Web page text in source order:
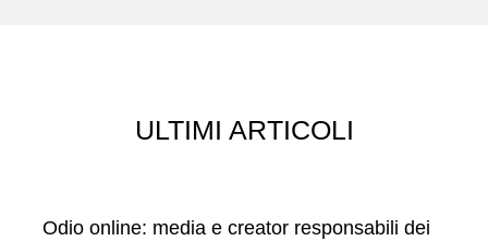
ULTIMI ARTICOLI
Odio online: media e creator responsabili dei